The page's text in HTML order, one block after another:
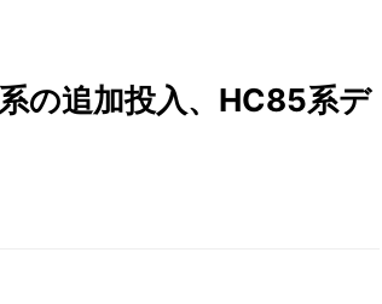
の追加投入、HC85系デ